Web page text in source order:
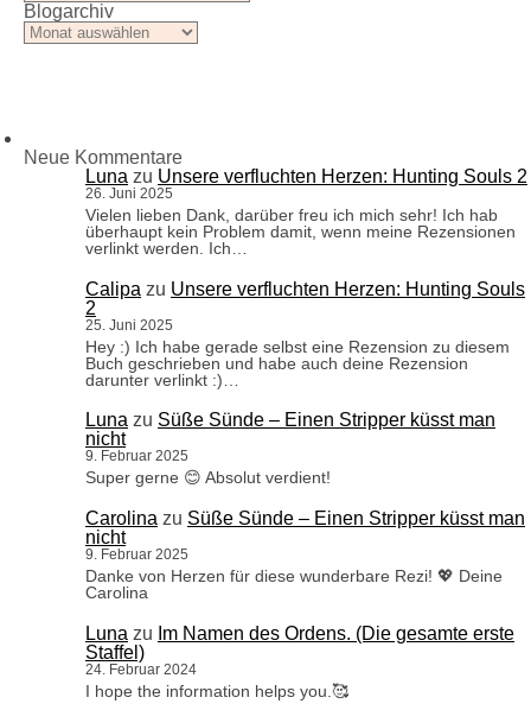
Blogarchiv
Blogarchiv
Neue Kommentare
Luna zu Unsere verfluchten Herzen: Hunting Souls 2
26. Juni 2025
Vielen lieben Dank, darüber freu ich mich sehr! Ich hab
überhaupt kein Problem damit, wenn meine Rezensionen
verlinkt werden. Ich…
Calipa zu Unsere verfluchten Herzen: Hunting Souls
2
25. Juni 2025
Hey :) Ich habe gerade selbst eine Rezension zu diesem
Buch geschrieben und habe auch deine Rezension
darunter verlinkt :)…
Luna zu Süße Sünde – Einen Stripper küsst man
nicht
9. Februar 2025
Super gerne 😊 Absolut verdient!
Carolina zu Süße Sünde – Einen Stripper küsst man
nicht
9. Februar 2025
Danke von Herzen für diese wunderbare Rezi! 💖 Deine
Carolina
Luna zu Im Namen des Ordens. (Die gesamte erste
Staffel)
24. Februar 2024
I hope the information helps you.🥰